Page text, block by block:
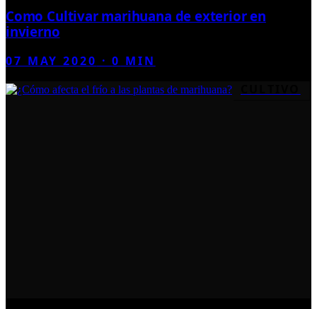
Como Cultivar marihuana de exterior en
invierno
07 MAY 2020 ·0 MIN